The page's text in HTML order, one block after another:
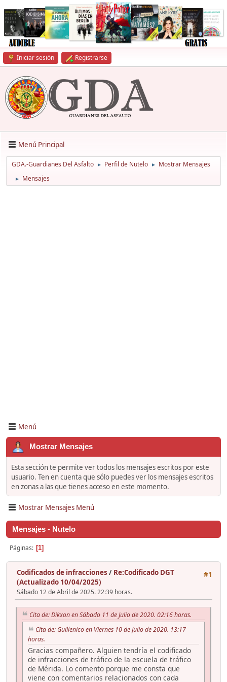
Iniciar sesión Registrarse
Menú Principal
GDA.-Guardianes Del Asfalto ► Perfil de Nutelo ► Mostrar Mensajes
► Mensajes
Menú
Mostrar Mensajes
Esta sección te permite ver todos los mensajes escritos por este
usuario. Ten en cuenta que sólo puedes ver los mensajes escritos
en zonas a las que tienes acceso en este momento.
Mostrar Mensajes Menú
Mensajes - Nutelo
Páginas 1
#1
Codificados de infracciones / Re:Codificado DGT
(Actualizado 10/04/2025)
Sábado 12 de Abril de 2025. 22:39 horas.
Cita de: Dikxon en Sábado 11 de Julio de 2020. 02:16 horas.
Cita de: Guillenico en Viernes 10 de Julio de 2020. 13:17
horas.
Gracias compañero. Alguien tendría el codificado
de infracciones de tráfico de la escuela de tráfico
de Mérida. Lo comento porque me consta que
viene con comentarios relacionados con cada